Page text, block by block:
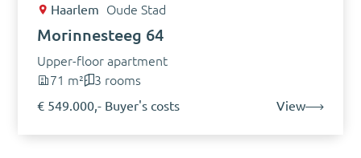
Haarlem Oude Stad
Morinnesteeg 64
Upper-floor apartment
71 m²
3 rooms
€ 549.000,- Buyer's costs
View